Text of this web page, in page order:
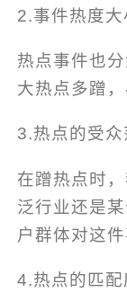
2.事件热度大
热点事件也
大热点多蹭，
3.热点的受众
在蹭热点时
泛行业还是
户群体对这
4.热点的匹配